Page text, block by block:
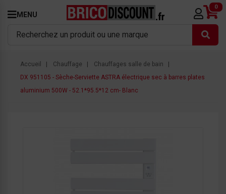
MENU
0
Accueil Chauffage
Chauffages salle de bain
DX 951105 - Sèche-Serviette ASTRA électrique sec à barres plates
aluminium 500W - 52.1*95.5*12 cm- Blanc